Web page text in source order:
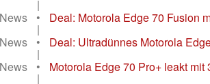
|
News
• Deal: Motorola Edge 70 Fusion
|
News
• Deal: Ultradünnes Motorola
|
News
• Motorola Edge 70 Pro+ leakt mit
|